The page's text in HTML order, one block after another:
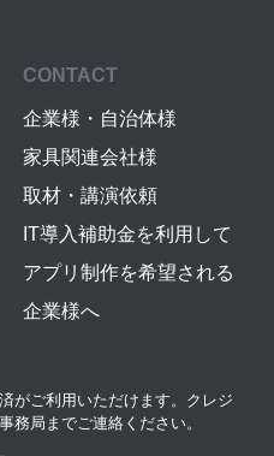
CONTACT
企業様・自治体様
家具関連会社様
取材・講演依頼
IT導入補助金を利用して
アプリ制作を希望される
企業様へ
がご利用いただけます。クレジ
務局までご連絡ください。